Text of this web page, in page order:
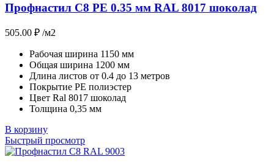
Профнастил С8 PE 0.35 мм RAL 8017 шоколад
505.00 ₽ /м2
Рабочая ширина 1150 мм
Общая ширина 1200 мм
Длина листов от 0.4 до 13 метров
Покрытие РЕ полиэстер
Цвет Ral 8017 шоколад
Толщина 0,35 мм
В корзину
Быстрый просмотр